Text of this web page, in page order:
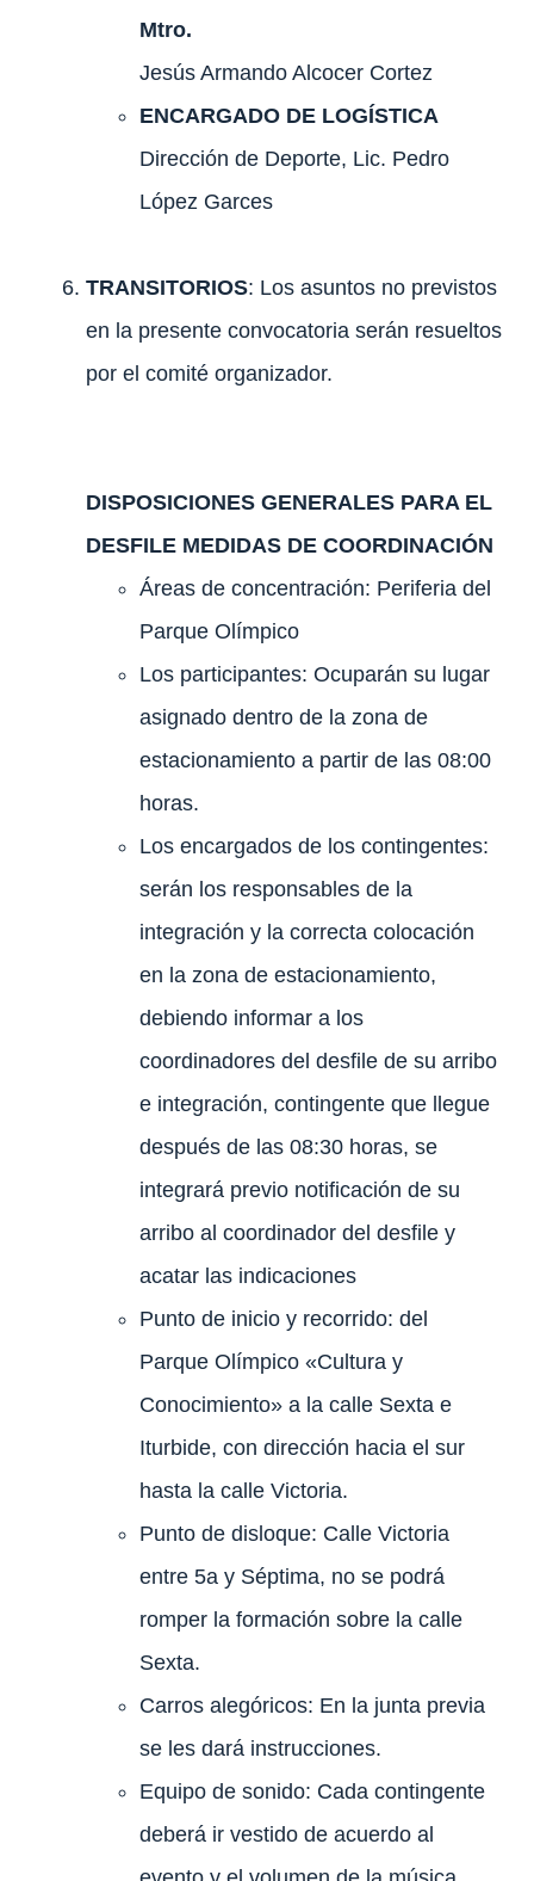
Mtro.
Jesús Armando Alcocer Cortez
ENCARGADO DE LOGÍSTICA
Dirección de Deporte, Lic. Pedro
López Garces
TRANSITORIOS: Los asuntos no previstos
en la presente convocatoria serán resueltos
por el comité organizador.
DISPOSICIONES GENERALES PARA EL
DESFILE MEDIDAS DE COORDINACIÓN
Áreas de concentración: Periferia del
Parque Olímpico
Los participantes: Ocuparán su lugar
asignado dentro de la zona de
estacionamiento a partir de las 08:00
horas.
Los encargados de los contingentes:
serán los responsables de la
integración y la correcta colocación
en la zona de estacionamiento,
debiendo informar a los
coordinadores del desfile de su arribo
e integración, contingente que llegue
después de las 08:30 horas, se
integrará previo notificación de su
arribo al coordinador del desfile y
acatar las indicaciones
Punto de inicio y recorrido: del
Parque Olímpico «Cultura y
Conocimiento» a la calle Sexta e
Iturbide, con dirección hacia el sur
hasta la calle Victoria.
Punto de disloque: Calle Victoria
entre 5a y Séptima, no se podrá
romper la formación sobre la calle
Sexta.
Carros alegóricos: En la junta previa
se les dará instrucciones.
Equipo de sonido: Cada contingente
deberá ir vestido de acuerdo al